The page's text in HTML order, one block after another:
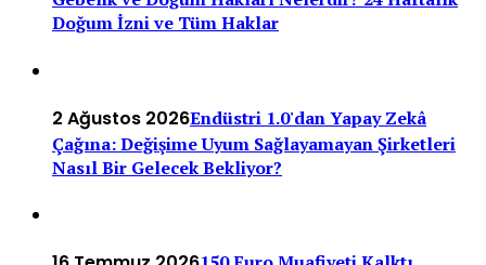
Doğum İzni ve Tüm Haklar
2 Ağustos 2026Endüstri 1.0'dan Yapay Zekâ
Çağına: Değişime Uyum Sağlayamayan Şirketleri
Nasıl Bir Gelecek Bekliyor?